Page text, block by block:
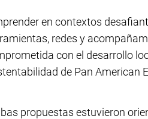
en contextos
redes y
con el desarrollo
de Pan American
propuestas estuvieron